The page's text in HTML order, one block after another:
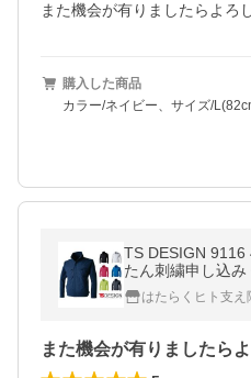
また機会が有りましたらよろ
購入した商品
カラー/ネイビー、サイズ/
TS DESIGN 9116
たん刺繍申し込み
エスデザイン 作
gn はたらくヒト支え